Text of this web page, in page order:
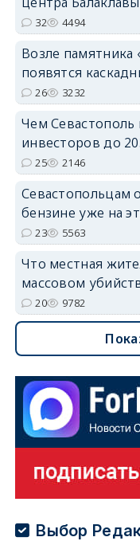
32 4494
Возле памятника
появятся
26 3232
Чем Севастополь
инвесторов до
25 2146
Севастопольцам
бензине уже на
23 5563
Что местная
массовом
20 9782
Выбор